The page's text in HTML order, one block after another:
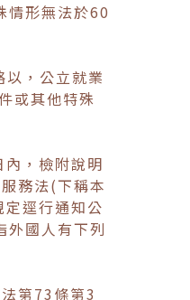
情形無法於60
，公立就業
或其他特殊
，檢附說明
務法(下稱本
逕行通知公
外國人有下列
第73條第3